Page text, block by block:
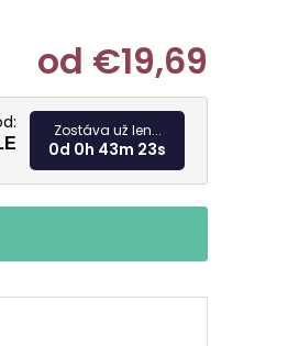
od €19,69
Zostáva už len...
0d 0h 43m 22s